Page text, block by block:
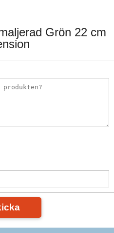
Grön 22 cm